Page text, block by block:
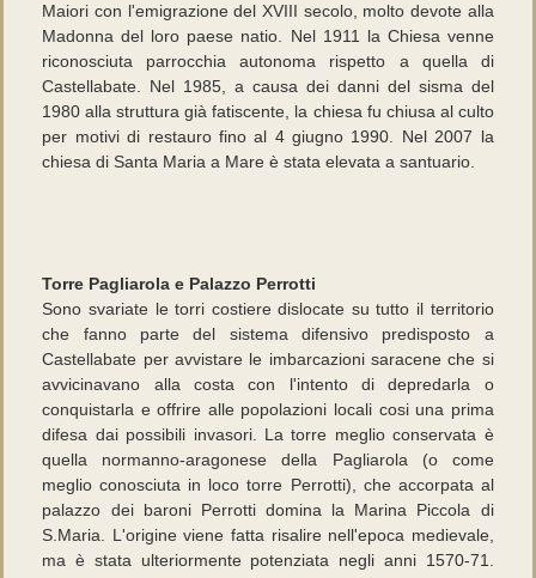
Maiori con l'emigrazione del XVIII secolo, molto devote alla
Madonna del loro paese natio. Nel 1911 la Chiesa venne
riconosciuta parrocchia autonoma rispetto a quella di
Castellabate. Nel 1985, a causa dei danni del sisma del
1980 alla struttura già fatiscente, la chiesa fu chiusa al culto
per motivi di restauro fino al 4 giugno 1990. Nel 2007 la
chiesa di Santa Maria a Mare è stata elevata a santuario.
Torre Pagliarola e Palazzo Perrotti
Sono svariate le torri costiere dislocate su tutto il territorio
che fanno parte del sistema difensivo predisposto a
Castellabate per avvistare le imbarcazioni saracene che si
avvicinavano alla costa con l'intento di depredarla o
conquistarla e offrire alle popolazioni locali cosi una prima
difesa dai possibili invasori. La torre meglio conservata è
quella normanno-aragonese della Pagliarola (o come
meglio conosciuta in loco torre Perrotti), che accorpata al
palazzo dei baroni Perrotti domina la Marina Piccola di
S.Maria. L'origine viene fatta risalire nell'epoca medievale,
ma è stata ulteriormente potenziata negli anni 1570-71.